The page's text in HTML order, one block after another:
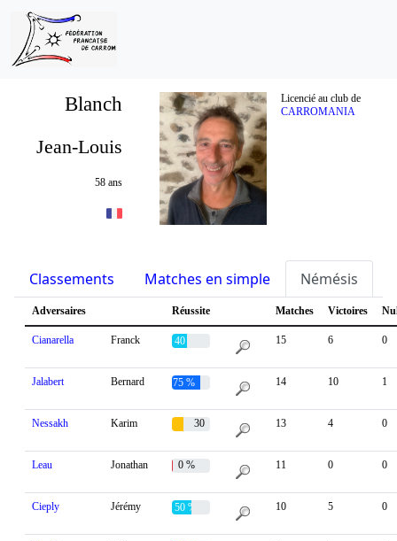
Blanch
Licencié au club de
CARROMANIA
Jean-Louis
58 ans
Classements Matches en simple Némésis
Adversaires Réussite Matches Victoires
Cianarella Franck 40 % 15 6 0
Jalabert Bernard 75 % 14 10 1
Nessakh Karim
30
13 4 0
Leau Jonathan 0 % 11 0 0
Cieply Jérémy 50 % 10 5 0